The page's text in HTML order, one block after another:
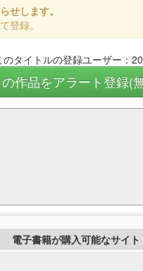
せします。
登録。
のタイトルの登録ユーザー：
の作品をアラート登録(
電子書籍が購入可能なサイト